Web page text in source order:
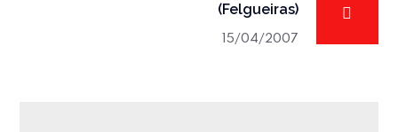
(Felgueiras)
15/04/2007